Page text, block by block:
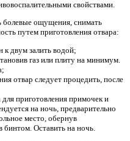
свойствами.
болевые ощущения, снимать
путем приготовления отвара:
двум залить водой;
газ или плиту на минимум.
отвар следует процедить, после
приготовления примочек и
на ночь, предварительно
место, обернув
Оставить на ночь.